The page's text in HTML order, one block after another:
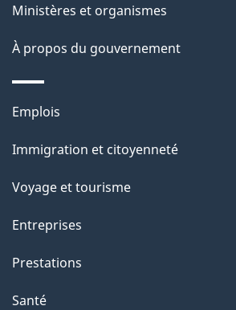
g
e
Ministères et organismes
À propos du gouvernement
Thèmes
sujets
Emplois
Immigration et citoyenneté
Voyage et tourisme
Entreprises
Prestations
Santé